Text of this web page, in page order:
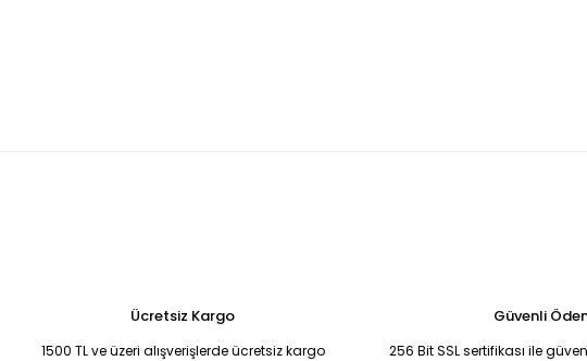
Ücretsiz Kargo
1500 TL ve üzeri alışverişlerde ücretsiz kargo
Güvenli
256 Bit SSL sertifikası ile